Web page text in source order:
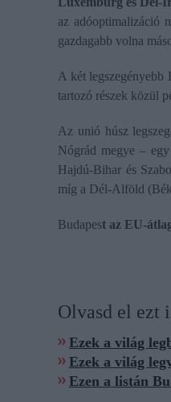
az adóoptimalizáció
gazdagabb volna
A két legszegényebb
tartozó részek közül
Az unió húsz
Nógrád megye –
Hajdú-Bihar és
míg a Dél-Alföld
Budapest az EU-
Olvasd el ezt
Ezek a világ
Ezek a világ
Ezen a listán